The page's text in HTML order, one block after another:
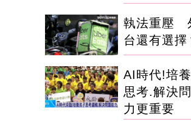
執法重壓
台還有選擇
AI時代!培
思考.解決
力更重要